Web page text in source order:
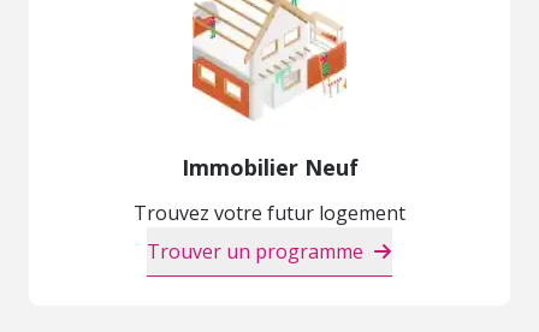
Immobilier Neuf
Trouvez votre futur logement
Trouver un programme